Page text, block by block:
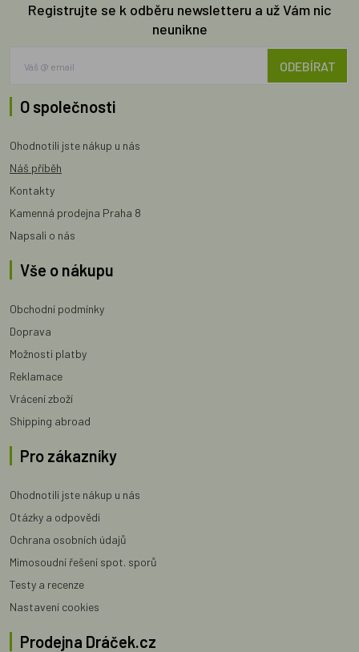
Registrujte se k odběru newsletteru a už Vám nic
neunikne
ODEBÍRAT
O společnosti
Ohodnotili jste nákup u nás
Náš příběh
Kontakty
Kamenná prodejna Praha 8
Napsali o nás
Vše o nákupu
Obchodní podmínky
Doprava
Možnosti platby
Reklamace
Vrácení zboží
Shipping abroad
Pro zákazníky
Ohodnotili jste nákup u nás
Otázky a odpovědi
Ochrana osobních údajů
Mimosoudní řešení spot. sporů
Testy a recenze
Nastavení cookies
Prodejna Dráček.cz